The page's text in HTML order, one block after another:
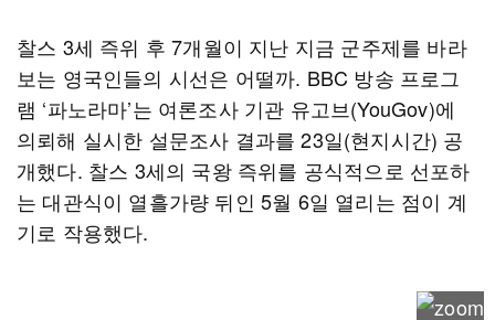
찰스 3세 즉위 후 7개월이 지난 지금 군주제를 바라
보는 영국인들의 시선은 어떨까. BBC 방송 프로그
램 ‘파노라마’는 여론조사 기관 유고브(YouGov)에
의뢰해 실시한 설문조사 결과를 23일(현지시간) 공
개했다. 찰스 3세의 국왕 즉위를 공식적으로 선포하
는 대관식이 열흘가량 뒤인 5월 6일 열리는 점이 계
기로 작용했다.